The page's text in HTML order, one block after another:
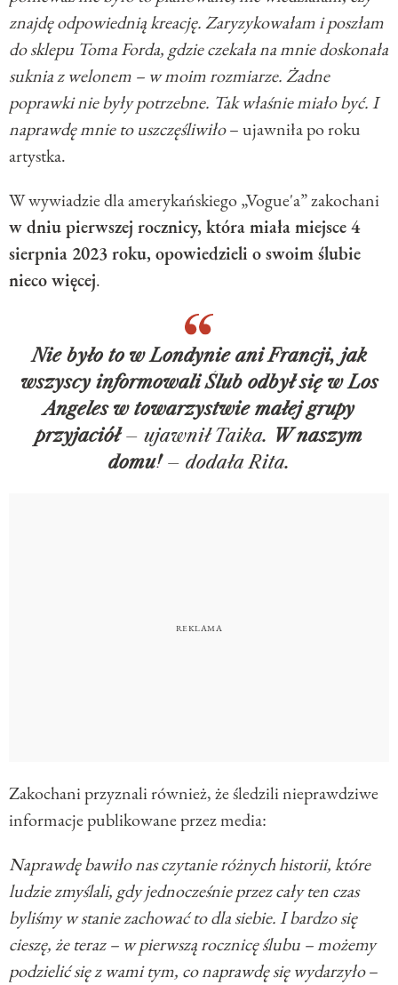
znajdę odpowiednią kreację. Zaryzykowałam i poszłam
do sklepu Toma Forda, gdzie czekała na mnie doskonała
suknia z welonem – w moim rozmiarze. Żadne
poprawki nie były potrzebne. Tak właśnie miało być. I
naprawdę mnie to uszczęśliwiło– ujawniła po roku
artystka.
W wywiadzie dla amerykańskiego „Vogue'a” zakochani
w dniu pierwszej rocznicy, która miała miejsce 4
sierpnia 2023 roku, opowiedzieli o swoim ślubie
nieco więcej.
Nie było to w Londynie ani Francji, jak
wszyscy informowali Ślub odbył się w Los
Angeles w towarzystwie małej grupy
przyjaciół– ujawnił Taika. W naszym
domu! – dodała Rita.
Zakochani przyznali również, że śledzili nieprawdziwe
informacje publikowane przez media:
Naprawdę bawiło nas czytanie różnych historii, które
ludzie zmyślali, gdy jednocześnie przez cały ten czas
byliśmy w stanie zachować to dla siebie. I bardzo się
cieszę, że teraz – w pierwszą rocznicę ślubu – możemy
podzielić się z wami tym, co naprawdę się wydarzyło–